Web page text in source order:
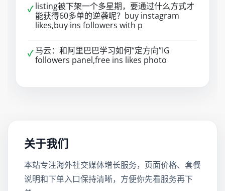
✓ listing被下架一个多星期，要通过什么方式才
能获得60多单的逆袭呢？buy instagram
likes,buy ins followers with p
✓ 马云：和阿里巴巴学习如何“定方向”IG
followers panel,free ins likes photo
关于我们
本站专注海外社交媒体增长服务，页面价格、套餐
说明和下单入口保持清晰，方便你先看服务再下